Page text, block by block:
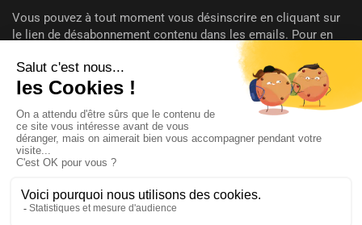
Vous pouvez à tout moment vous désinscrire en cliquant sur
le lien de désabonnement contenu dans les emails. Pour en
savoir plus sur vos droits consultez notrepolitique de
confidentialité.
SUIVEZ-NOUS